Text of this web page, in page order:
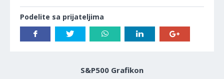
Podelite sa prijateljima
S&P500 Grafikon